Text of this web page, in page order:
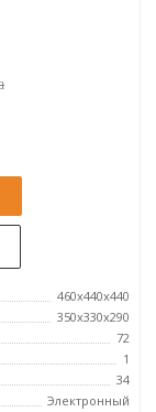
460x440x440
350х330х290
72
1
34
Электронный